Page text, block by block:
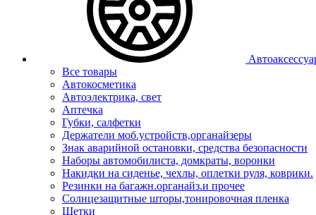
Все товары
Автокосметика
Автоэлектрика, свет
Аптечка
Губки, салфетки
Держатели моб.устройств,органайзеры
Знак аварийной остановки, средства безопасности
Наборы автомобилиста, домкраты, воронки
Накидки на сиденье, чехлы, оплетки руля, коврики.
Резинки на багажн.органайз.и прочее
Солнцезащитные шторы,тонировочная пленка
Щетки